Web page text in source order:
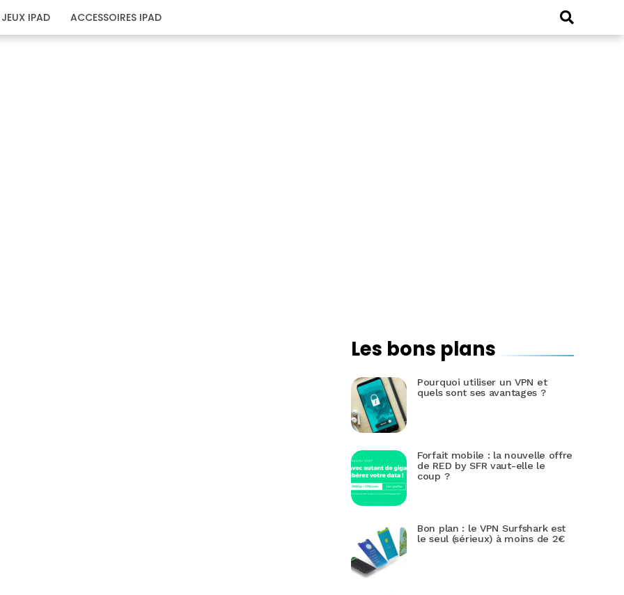
JEUX IPAD ACCESSOIRES IPAD
de
Les bons plans
Pourquoi utiliser un VPN et
quels sont ses avantages ?
Forfait mobile : la nouvelle offre
de RED by SFR vaut-elle le
coup ?
Bon plan : le VPN Surfshark est
le seul (sérieux) à moins de 2€